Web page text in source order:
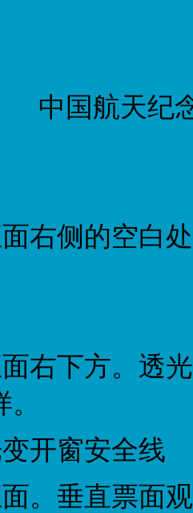
中国航天纪
右侧的空白
右下方。透
开窗安全线
。垂直票面